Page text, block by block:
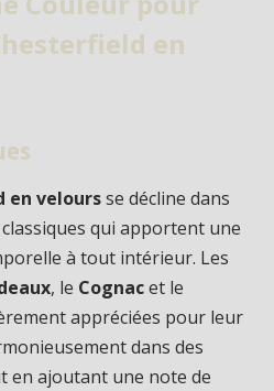
en
en veloursse décline dans
qui apportent une
à tout intérieur. Les
, le Cognacet le
appréciées pour leur
dans des
en ajoutant une note de